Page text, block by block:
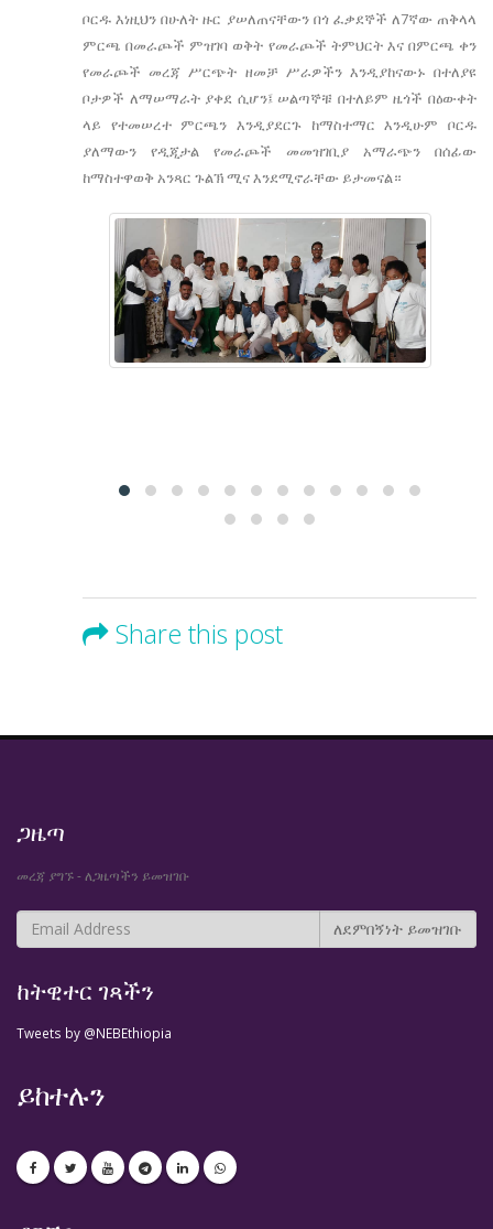
ቦርዱ እነዚህን በሁለት ዙር ያሠለጠናቸውን በጎ ፈቃደኞች ለ7ኛው ጠቅላላ
ምርጫ በመራጮች ምዝገባ ወቅት የመራጮች ትምህርት እና በምርጫ ቀን
የመራጮች መረጃ ሥርጭት ዘመቻ ሥራዎችን እንዲያከናውኑ በተለያዩ
ቦታዎች ለማሠማራት ያቀደ ሲሆን፤ ሠልጣኞቹ በተለይም ዜጎች በዕውቀት
ላይ የተመሠረተ ምርጫን እንዲያደርጉ ከማስተማር እንዲሁም ቦርዱ
ያለማውን የዲጂታል የመራጮች መመዝገቢያ አማራጭን በሰፊው
ከማስተዋወቅ አንጻር ጉልኽ ሚና እንደሚኖራቸው ይታመናል።
Share this post
ጋዜጣ
መረጃ ያግኙ - ለጋዜጣችን ይመዝገቡ
ከትዊተር ገጻችን
Tweets by @NEBEthiopia
ይከተሉን